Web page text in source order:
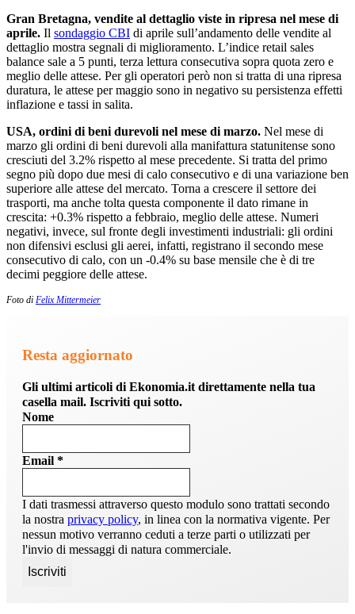
Gran Bretagna, vendite al dettaglio viste in ripresa nel mese di
aprile. Il sondaggio CBI di aprile sull’andamento delle vendite al
dettaglio mostra segnali di miglioramento. L’indice retail sales
balance sale a 5 punti, terza lettura consecutiva sopra quota zero e
meglio delle attese. Per gli operatori però non si tratta di una ripresa
duratura, le attese per maggio sono in negativo su persistenza effetti
inflazione e tassi in salita.
USA, ordini di beni durevoli nel mese di marzo. Nel mese di
marzo gli ordini di beni durevoli alla manifattura statunitense sono
cresciuti del 3.2% rispetto al mese precedente. Si tratta del primo
segno più dopo due mesi di calo consecutivo e di una variazione ben
superiore alle attese del mercato. Torna a crescere il settore dei
trasporti, ma anche tolta questa componente il dato rimane in
crescita: +0.3% rispetto a febbraio, meglio delle attese. Numeri
negativi, invece, sul fronte degli investimenti industriali: gli ordini
non difensivi esclusi gli aerei, infatti, registrano il secondo mese
consecutivo di calo, con un -0.4% su base mensile che è di tre
decimi peggiore delle attese.
Foto di Felix Mittermeier
Resta aggiornato
Gli ultimi articoli di Ekonomia.it direttamente nella tua
casella mail. Iscriviti qui sotto.
Nome
Email *
I dati trasmessi attraverso questo modulo sono trattati secondo
la nostra privacy policy, in linea con la normativa vigente. Per
nessun motivo verranno ceduti a terze parti o utilizzati per
l'invio di messaggi di natura commerciale.